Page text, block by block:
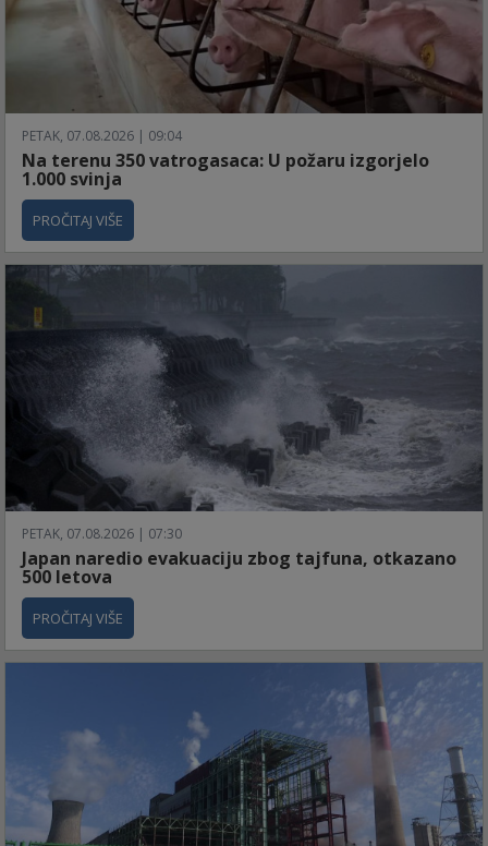
PETAK, 07.08.2026 | 09:04
Na terenu 350 vatrogasaca: U požaru izgorjelo
1.000 svinja
PROČITAJ VIŠE
PETAK, 07.08.2026 | 07:30
Japan naredio evakuaciju zbog tajfuna, otkazano
500 letova
PROČITAJ VIŠE